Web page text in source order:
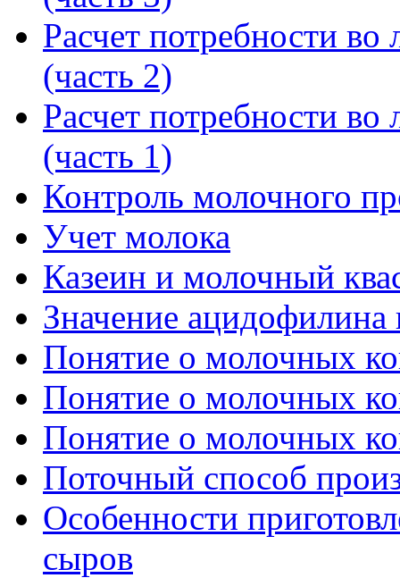
Расчет потребности во
(часть 2)
Расчет потребности во
(часть 1)
Контроль молочного
Учет молока
Казеин и молочный
Значение ацидофилина
Понятие о молочных
Понятие о молочных
Понятие о молочных
Поточный способ
Особенности
сыров